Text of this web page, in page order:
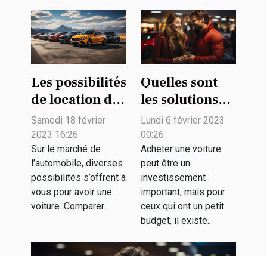
Les possibilités
de location de
voiture
Samedi 18 février
2023 16:26
Sur le marché de
l’automobile, diverses
possibilités s’offrent à
vous pour avoir une
voiture. Comparer...
Quelles sont
les solutions
pour acheter
une voiture
avec un petit
budget ?
Lundi 6 février 2023
00:26
Acheter une voiture
peut être un
investissement
important, mais pour
ceux qui ont un petit
budget, il existe...